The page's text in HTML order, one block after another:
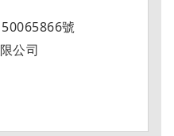
號
公司